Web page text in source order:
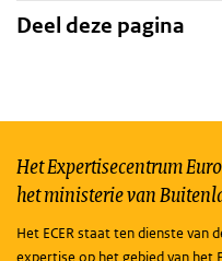
Deel deze pagina
Het Expertisecentrum
het ministerie van
Het ECER staat ten dienste
expertise op het gebied van het